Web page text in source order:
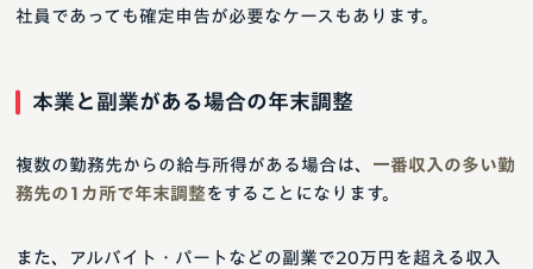
社員であっても確定申告が必要なケースもあります。
本業と副業がある場合の年末調整
複数の勤務先からの給与所得がある場合は、 一番収入の多い勤
務先の1カ所で年末調整 をすることになります。
また、アルバイト・パートなどの副業で20万円を超える収入